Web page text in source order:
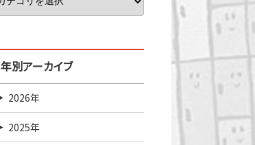
年別アーカイブ
2026年
2025年